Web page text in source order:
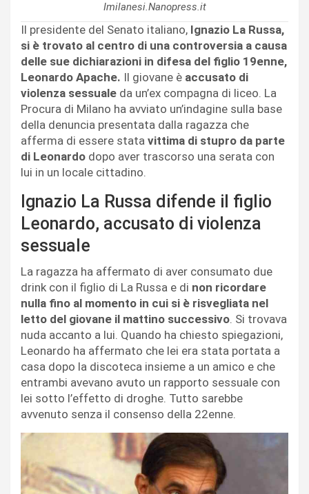
Imilanesi.Nanopress.it
Il presidente del Senato italiano, Ignazio La Russa,
si è trovato al centro di una controversia a causa
delle sue dichiarazioni in difesa del figlio 19enne,
Leonardo Apache. Il giovane è accusato di
violenza sessuale da un’ex compagna di liceo. La
Procura di Milano ha avviato un’indagine sulla base
della denuncia presentata dalla ragazza che
afferma di essere stata vittima di stupro da parte
di Leonardo dopo aver trascorso una serata con
lui in un locale cittadino.
Ignazio La Russa difende il figlio
Leonardo, accusato di violenza
sessuale
La ragazza ha affermato di aver consumato due
drink con il figlio di La Russa e di non ricordare
nulla fino al momento in cui si è risvegliata nel
letto del giovane il mattino successivo. Si trovava
nuda accanto a lui. Quando ha chiesto spiegazioni,
Leonardo ha affermato che lei era stata portata a
casa dopo la discoteca insieme a un amico e che
entrambi avevano avuto un rapporto sessuale con
lei sotto l’effetto di droghe. Tutto sarebbe
avvenuto senza il consenso della 22enne.